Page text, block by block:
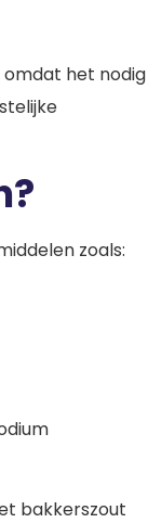
omdat het nodig
zoals:
bakkerszout